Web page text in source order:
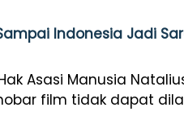
Indonesia Jadi
Asasi Manusia
film tidak dapat